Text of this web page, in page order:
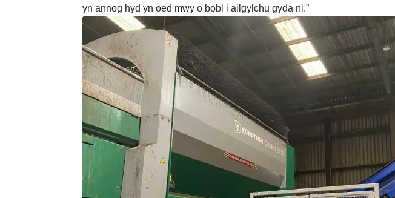
yn annog hyd yn oed mwy o bobl i ailgylchu gyda ni.”